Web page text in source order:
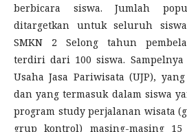
berbicara siswa. Jumlah
ditargetkan untuk seluruh
SMKN 2 Selong tahun
terdiri dari 100 siswa.
Usaha Jasa Pariwisata (UJP),
dan yang termasuk dalam siswa
program study perjalanan wisata
grup kontrol) masing-masing 15